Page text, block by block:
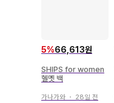
5%66,613원
SHIPS for women
헬멧 백
가나가와 ・ 28일 전